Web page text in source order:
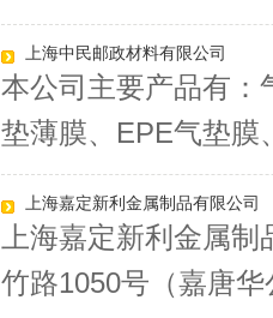
上海中民邮政材料有限公司
本公司主要产品有：
垫薄膜、EPE气垫膜
上海嘉定新利金属制品有限公
上海嘉定新利金属
竹路1050号（嘉唐